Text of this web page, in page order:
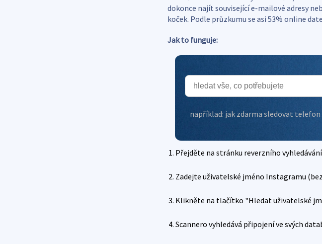
dokonce najít související e-mailové adresy
koček. Podle průzkumu se asi 53% online
Jak to funguje:
například: jak zdarma sledovat
Přejděte na stránku reverzního
Zadejte uživatelské jméno Instagramu
Klikněte na tlačítko "Hledat uživatelské
Scannero vyhledává připojení ve svých